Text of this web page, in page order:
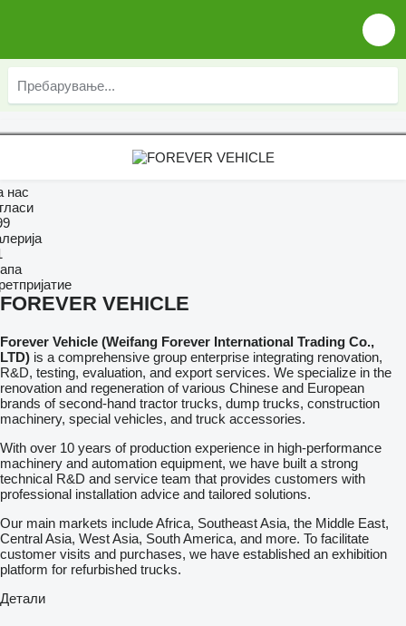
нас
FOREVER VEHICLE
Forever Vehicle (Weifang Forever International Trading Co.,
LTD) is a comprehensive group enterprise integrating renovation,
R&D, testing, evaluation, and export services. We specialize in the
renovation and regeneration of various Chinese and European
brands of second-hand tractor trucks, dump trucks, construction
machinery, special vehicles, and truck accessories.
With over 10 years of production experience in high-performance
machinery and automation equipment, we have built a strong
technical R&D and service team that provides customers with
professional installation advice and tailored solutions.
Our main markets include Africa, Southeast Asia, the Middle East,
Central Asia, West Asia, South America, and more. To facilitate
customer visits and purchases, we have established an exhibition
platform for refurbished trucks.
Детали